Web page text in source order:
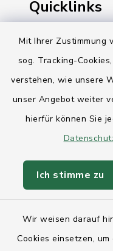
Mit Ihrer Zustimmung
sog. Tracking-
verstehen, wie unsere
unser Angebot weiter
hierfür können Sie
Ich stimme zu
Wir weisen darauf
Cookies einsetzen,
Quicklinks
Ihre
AktivRegion